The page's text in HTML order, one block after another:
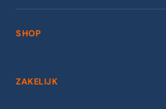
SHOP
ZAKELIJK